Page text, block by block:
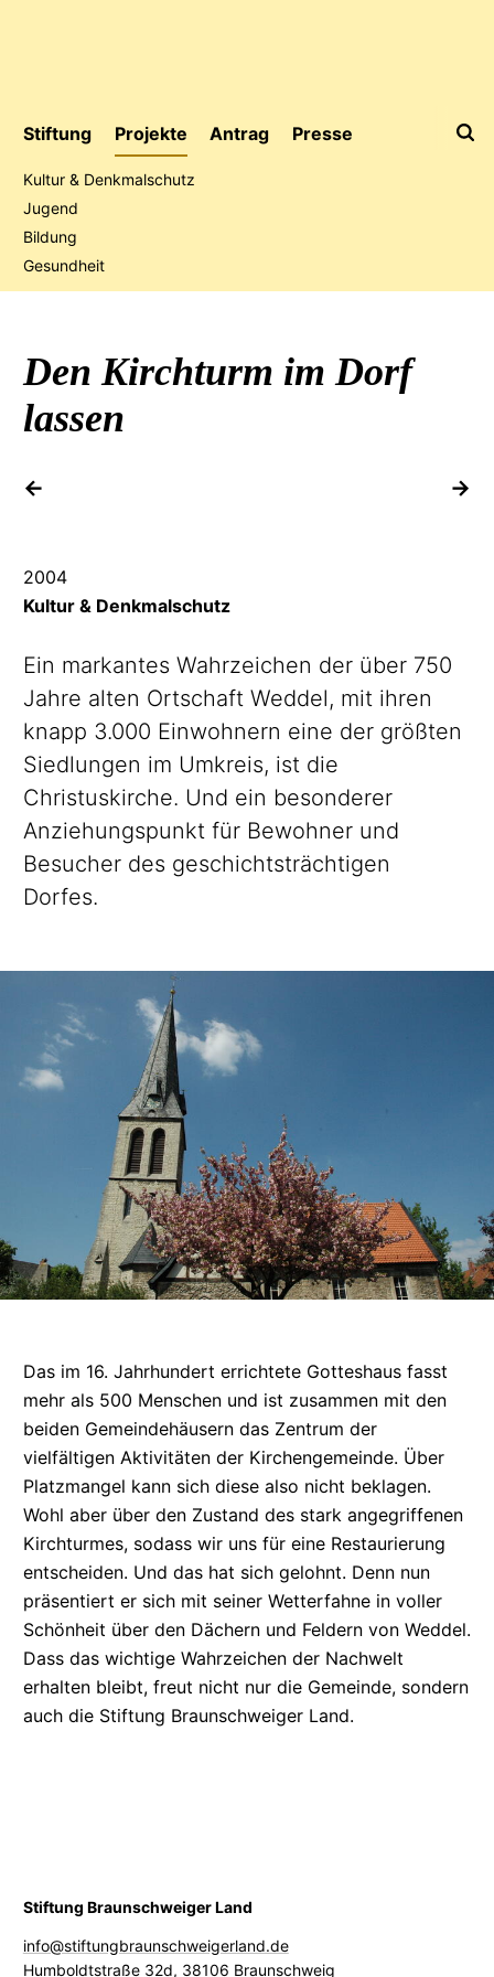
Stiftung
Jubiläumsaktion
Projekte
Kultur & Denkmalschutz
Jugend
Bildung
Gesundheit
Antrag Presse
Den Kirchturm im Dorf
lassen
2004
Kultur & Denkmalschutz
Ein markantes Wahrzeichen der über 750
Jahre alten Ortschaft Weddel, mit ihren
knapp 3.000 Einwohnern eine der größten
Siedlungen im Umkreis, ist die
Christuskirche. Und ein besonderer
Anziehungspunktfür Bewohner und
Besucher des geschichtsträchtigen
Dorfes.
Das im 16. Jahrhundert errichtete Gotteshaus fasst
mehr als 500 Menschen und ist zusammen mit den
beiden Gemeindehäuserndas Zentrum der
vielfältigen Aktivitäten der Kirchengemeinde. Über
Platzmangel kann sich diese also nicht beklagen.
Wohl aber über den Zustand des stark angegriffenen
Kirchturmes, sodass wir uns für eine Restaurierung
entscheiden. Und das hat sich gelohnt. Denn nun
präsentiert er sich mit seiner Wetterfahne in voller
Schönheit über den Dächern und Feldern von Weddel.
Dass das wichtige Wahrzeichen der Nachwelt
erhalten bleibt, freut nicht nur die Gemeinde, sondern
auch die Stiftung Braunschweiger Land.
Stiftung Braunschweiger Land
info@stiftungbraunschweigerland.de
Humboldtstraße 32d, 38106 Braunschweig